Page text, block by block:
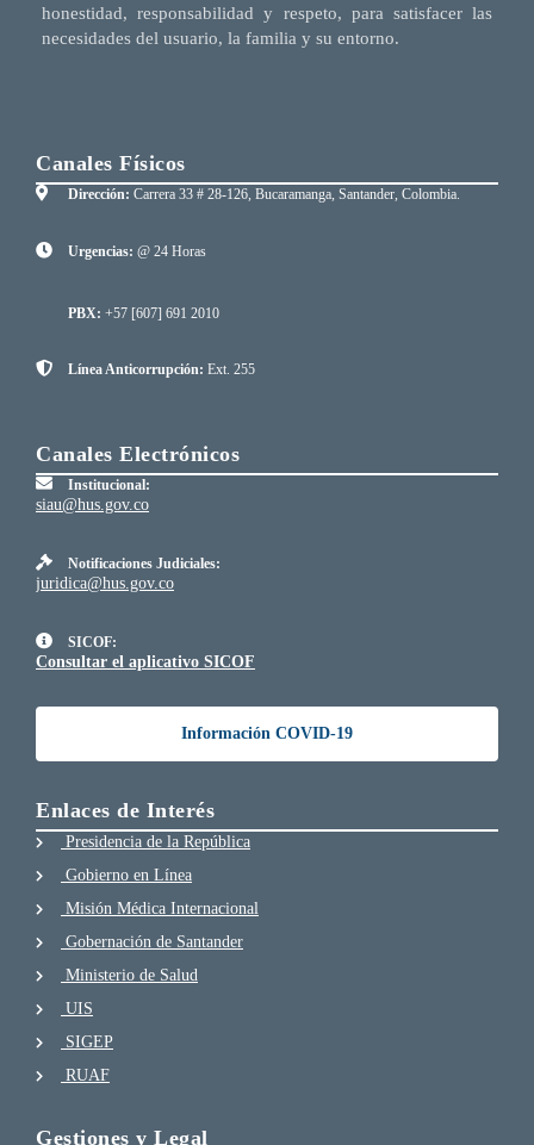
honestidad, responsabilidad y respeto, para satisfacer las
necesidades del usuario, la familia y su entorno.
Canales Físicos
Dirección: Carrera 33 # 28-126, Bucaramanga, Santander, Colombia.
Urgencias: @ 24 Horas
PBX: +57 [607] 691 2010
Línea Anticorrupción: Ext. 255
Canales Electrónicos
Institucional:
siau@hus.gov.co
Notificaciones Judiciales:
juridica@hus.gov.co
SICOF:
Consultar el aplicativo SICOF
Información COVID-19
Enlaces de Interés
Presidencia de la República
Gobierno en Línea
Misión Médica Internacional
Gobernación de Santander
Ministerio de Salud
UIS
SIGEP
RUAF
Gestiones y Legal